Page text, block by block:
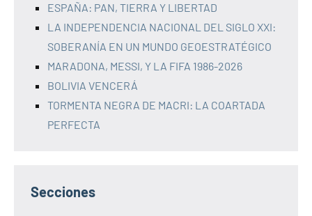
ESPAÑA: PAN, TIERRA Y LIBERTAD
LA INDEPENDENCIA NACIONAL DEL SIGLO XXI:
SOBERANÍA EN UN MUNDO GEOESTRATÉGICO
MARADONA, MESSI, Y LA FIFA 1986-2026
BOLIVIA VENCERÁ
TORMENTA NEGRA DE MACRI: LA COARTADA
PERFECTA
Secciones